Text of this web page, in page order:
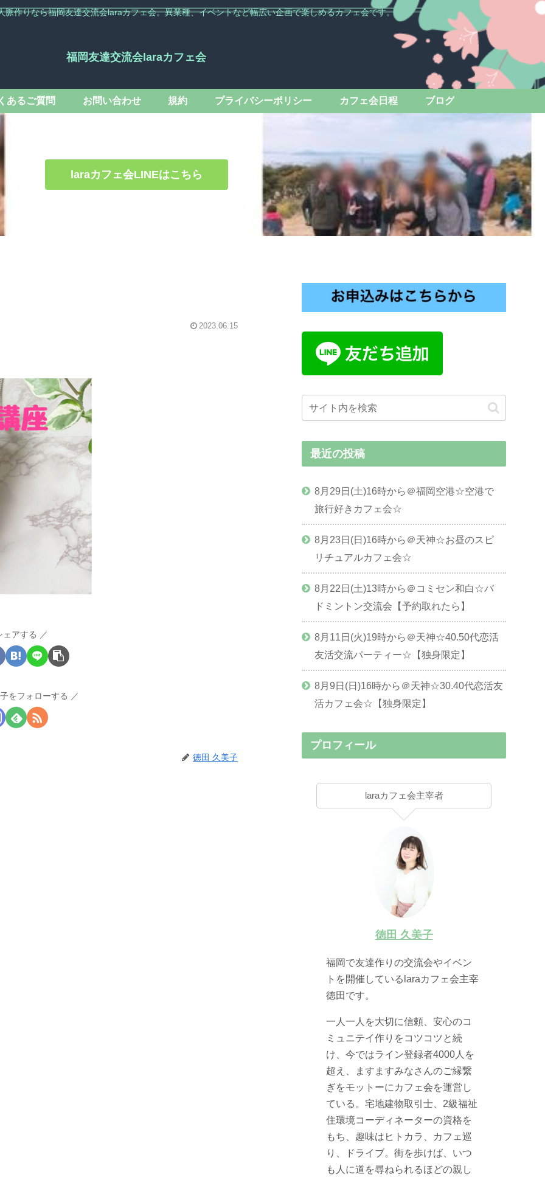
脈作りなら福岡友達交流会laraカフェ会。異業種、イベントなど幅広い企画で楽しめるカフェ会です。
福岡友達交流会laraカフェ会
あるご質問 お問い合わせ 規約 プライバシーポリシー カフェ会日程 ブログ
laraカフェ会LINEはこちら
2023.06.15
ェアする
をフォローする
徳田 久美子
最近の投稿
8月29日(土)16時から＠福岡空港☆空港で
旅行好きカフェ会☆
8月23日(日)16時から＠天神☆お昼のスピ
リチュアルカフェ会☆
8月22日(土)13時から＠コミセン和白☆バ
ドミントン交流会【予約取れたら】
8月11日(火)19時から＠天神☆40.50代恋活
友活交流パーティー☆【独身限定】
8月9日(日)16時から＠天神☆30.40代恋活友
活カフェ会☆【独身限定】
プロフィール
laraカフェ会主宰者
徳田 久美子
福岡で友達作りの交流会やイベン
トを開催しているlaraカフェ会主宰
徳田です。
一人一人を大切に信頼、安心のコ
ミュニテイ作りをコツコツと続
け、今ではライン登録者4000人を
超え、ますますみなさんのご縁繋
ぎをモットーにカフェ会を運営し
ている。宅地建物取引士、2級福祉
住環境コーディネーターの資格を
もち、趣味はヒトカラ、カフェ巡
り、ドライブ。街を歩けば、いつ
も人に道を尋ねられるほどの親し